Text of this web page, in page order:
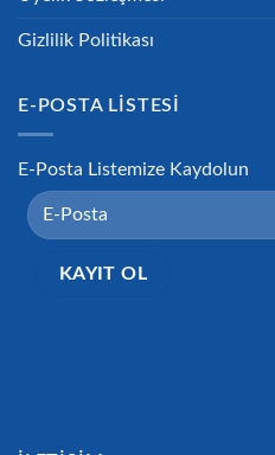
Gizlilik Politikası
E-POSTA LISTESI
E-Posta Listemize Kaydolun